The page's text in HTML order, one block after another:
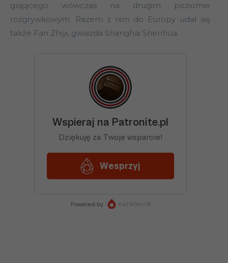
grającego wówczas na drugim poziomie
rozgrywkowym. Razem z nim do Europy udał się
także Fan Zhiyi, gwiazda Shanghai Shenhua.